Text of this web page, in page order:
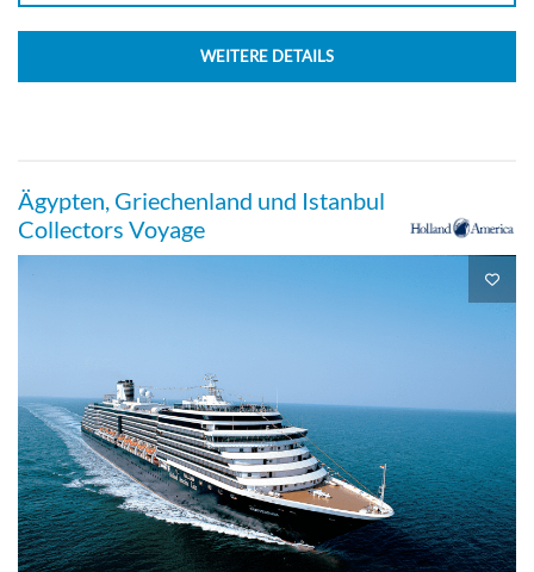
WEITERE DETAILS
Ägypten, Griechenland und Istanbul
Collectors Voyage